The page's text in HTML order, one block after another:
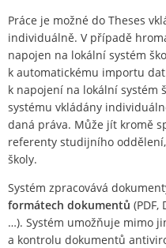
Práce je možné do Theses
individuálně. V případě
napojen na lokální systém
k automatickému importu
k napojení na lokální systém
systému vkládány
daná práva. Může jít kromě
referenty studijního
školy.
Systém zpracovává
formátech dokumentů (PDF,
…). Systém umožňuje mimo
a kontrolu dokumentů